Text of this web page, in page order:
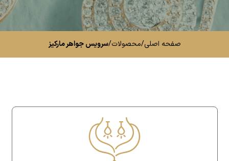
صفحه اصلی/محصولات/سرویس جواهر مارکیز